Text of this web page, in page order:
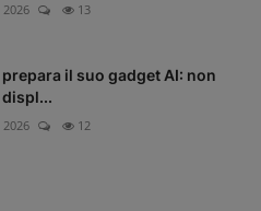
13
prepara il suo gadget AI: non
12